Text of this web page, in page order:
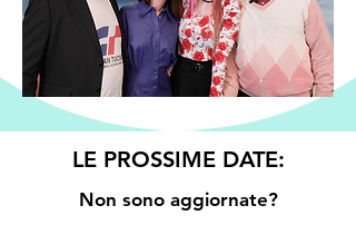
LE PROSSIME DATE:
Non sono aggiornate?